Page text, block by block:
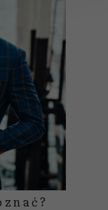
treści
i
o tym, jak
partnerom
z innymi danymi
podczas